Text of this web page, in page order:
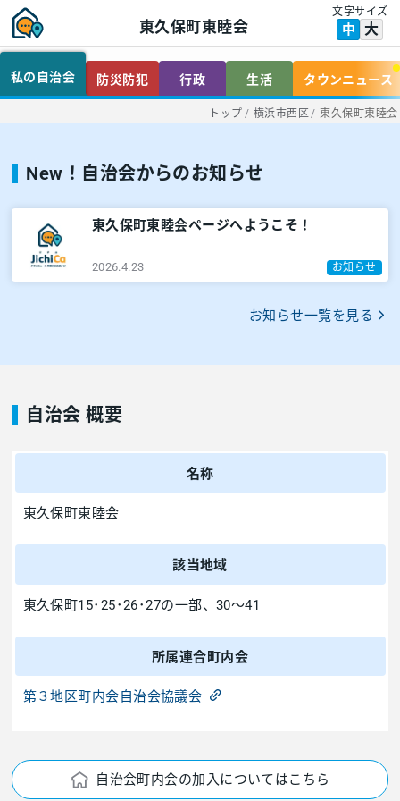
東久保町東睦会
文字サイズ
中 大
私の自治会 防災防犯 行政 生活 タウンニュース
トップ / 横浜市西区 / 東久保町東睦会
New！自治会からのお知らせ
東久保町東睦会ページへようこそ！
2026.4.23 お知らせ
お知らせ一覧を見る
自治会 概要
名称
東久保町東睦会
該当地域
東久保町15･25･26･27の一部、30～41
所属連合町内会
第３地区町内会自治会協議会
自治会町内会の加入についてはこちら